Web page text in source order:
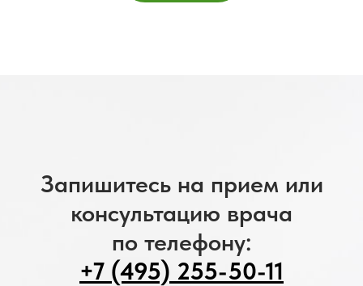
Запишитесь на прием или
консультацию врача
по телефону:
+7 (495) 255-50-11